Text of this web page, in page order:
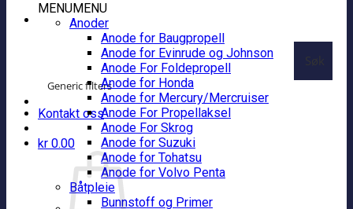
Generic filters
Kontakt oss
kr 0.00
MENUMENU
Anoder
Anode for Baugpropell
Anode for Evinrude og Johnson
Anode For Foldepropell
Anode for Honda
Anode for Mercury/Mercruiser
Anode For Propellaksel
Anode For Skrog
Anode for Suzuki
Anode for Tohatsu
Anode for Volvo Penta
Båtpleie
Bunnstoff og Primer